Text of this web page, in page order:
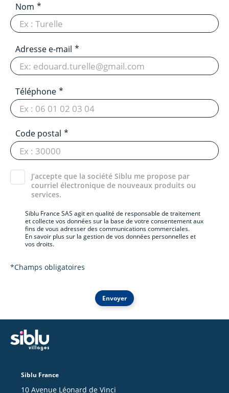
Nom
Adresse e-mail
Téléphone
Code postal
J’accepte que la société Siblu me propose par
courriel électronique de nouveaux produits ou
services.
Siblu France SAS agit en qualité de responsable de traitement
et collecte vos données sur la base de votre consentement aux
fins de vous adresser des communications commerciales.
En savoir plus sur la gestion de vos données personnelles et
vos droits.
*Champs obligatoires
Envoyer
Siblu France
10 Avenue Léonard de Vinci